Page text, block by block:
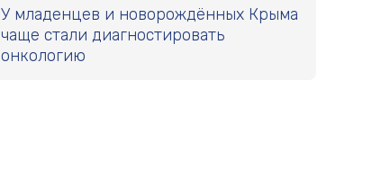
У младенцев и новорождённых Крыма
чаще стали диагностировать
онкологию